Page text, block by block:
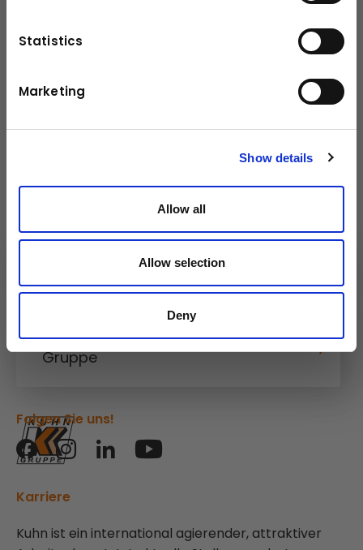
Statistics
Marketing
Show details
Allow all
Allow selection
Deny
Fahrgeschwindigkeit ohne Last
19,5 km/h
19 km/h
Baumaschinen
Kuhn
Gruppe
Karriere
Kuhn ist ein international agierender, attraktiver
Folgen Sie uns!